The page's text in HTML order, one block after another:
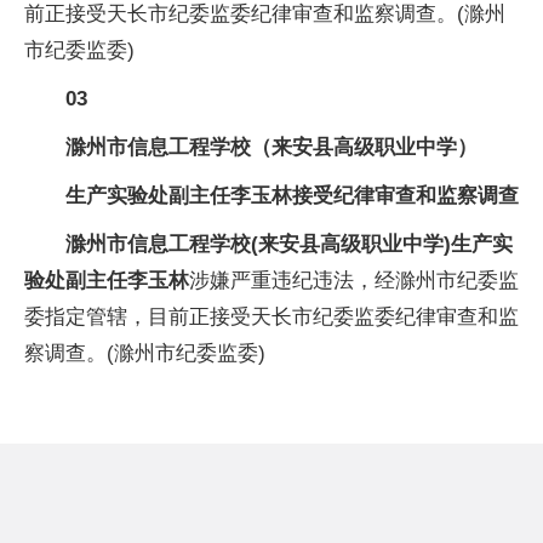
前正接受天长市纪委监委纪律审查和监察调查。(滁州
市纪委监委)
03
滁州市信息工程学校（来安县高级职业中学）
生产实验处副主任李玉林接受纪律审查和监察调查
滁州市信息工程学校(来安县高级职业中学)生产实
验处副主任李玉林涉嫌严重违纪违法，经滁州市纪委监
委指定管辖，目前正接受天长市纪委监委纪律审查和监
察调查。(滁州市纪委监委)